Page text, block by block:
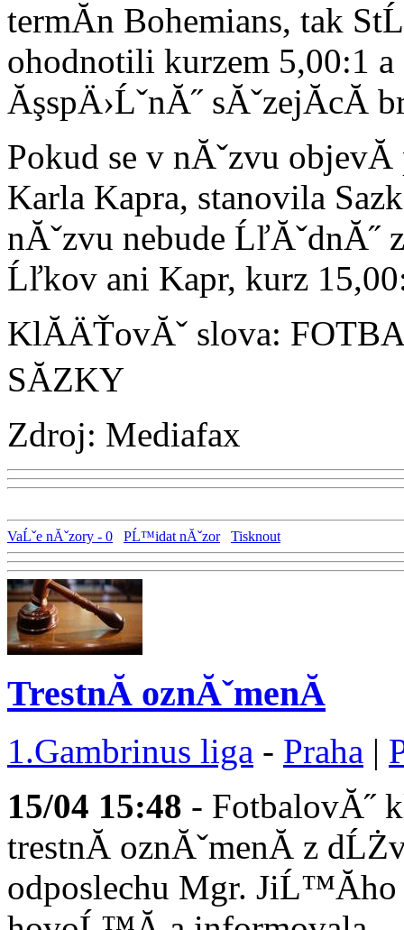
termĂ­n Bohemians, tak
ohodnotili kurzem 5,00:1 a
ĂşspÄ›ĹˇnĂ˝ sĂˇzejĂ­cĂ­
Pokud se v nĂˇzvu
Karla Kapra, stanovila
nĂˇzvu nebude
Ĺľkov ani Kapr, kurz
KlĂ­ÄŤovĂˇ slova:
SĂZKY
Zdroj: Mediafax
VaĹˇe nĂˇzory - 0 PĹ™idat nĂˇzor Tisknout
TrestnĂ­ oznĂˇmenĂ­
1.Gambrinus liga - Praha |
15/04 15:48 - FotbalovĂ˝
trestnĂ­ oznĂˇmenĂ­ z
odposlechu Mgr.